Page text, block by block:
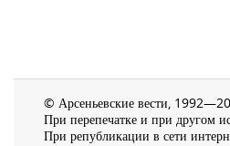
© Арсеньевские вести,
При перепечатке и при другом
При републикации в сети